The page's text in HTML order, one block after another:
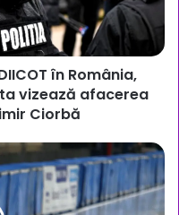
în România,
vizează afacerea
Ciorbă